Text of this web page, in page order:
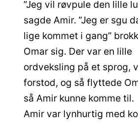
”Jeg vil røvpule den lille
sagde Amir. ”Jeg er sgu
lige kommet i gang”
Omar sig. Der var en lille
ordveksling på et sprog,
forstod, og så flyttede
så Amir kunne komme til.
Amir var lynhurtig med